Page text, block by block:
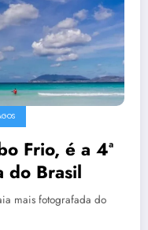
Frio, é a 4ª
do Brasil
mais fotografada do